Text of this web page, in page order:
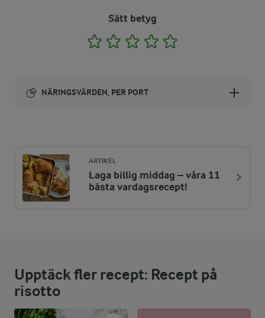
Sätt betyg
1 2 3 4
NÄRINGSVÄRDEN, PER PORT
ENERGIDISTRIBUTION %
NÄRINGSVÄRDEN PER PORT
Fett:
34,6 %
21,4 g
Kolhydrater:
54 %
72,8 g
ARTIKEL
Laga billig middag – våra 11
bästa vardagsrecept!
Upptäck fler recept: Recept på
risotto